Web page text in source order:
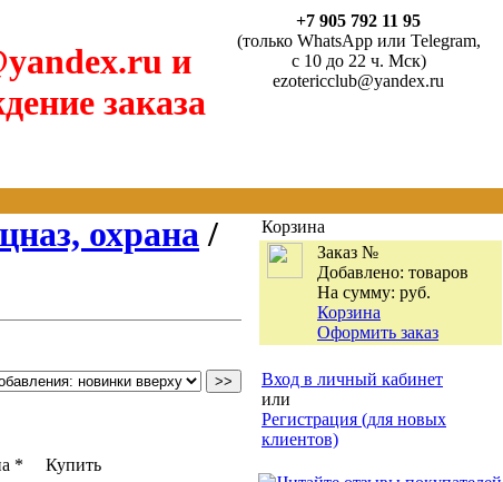
и
заказа
+7 905 792 11 95
(только WhatsApp или Telegram,
с 10 до 22 ч. Мск)
ezotericclub@yandex.ru
охрана /
* Купить
Корзина
Заказ №
Добавлено: товаров
На сумму: руб.
Корзина
Оформить заказ
Вход в личный кабинет
или
Регистрация (для новых
клиентов)